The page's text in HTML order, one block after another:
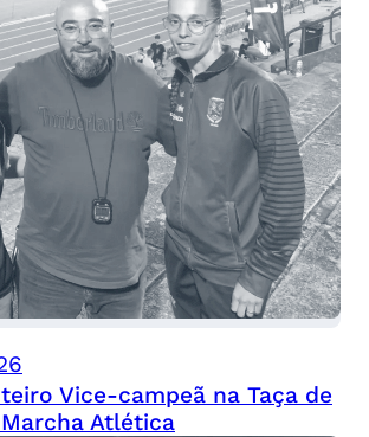
Vice-campeã na Taça de
Atlética